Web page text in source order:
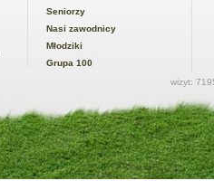
Seniorzy
Nasi zawodnicy
Młodziki
Grupa 100
wizyt: